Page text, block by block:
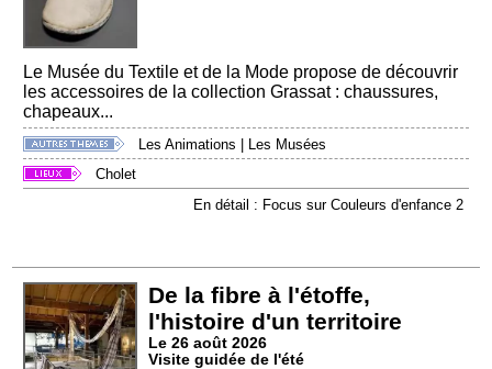
Le Musée du Textile et de la Mode propose de découvrir
les accessoires de la collection Grassat : chaussures,
chapeaux...
Les Animations | Les Musées
Cholet
En détail : Focus sur Couleurs d'enfance 2
De la fibre à l'étoffe,
l'histoire d'un territoire
Le 26 août 2026
Visite guidée de l'été